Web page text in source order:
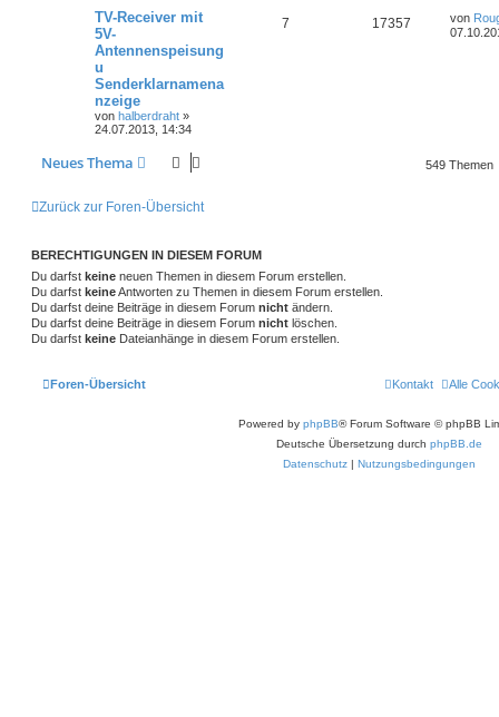
TV-Receiver mit
5V-
Antennenspeisung
u
Senderklarnamena
nzeige
von halberdraht »
24.07.2013, 14:34
7 17357 von
Neues Thema 549 Themen
Zurück zur Foren-Übersicht
BERECHTIGUNGEN IN DIESEM FORUM
Du darfst keine neuen Themen in diesem Forum erstellen.
Du darfst keineAntworten zu Themen in diesem Forum erstellen.
Du darfst deine Beiträge in diesem Forum nicht ändern.
Du darfst deine Beiträge in diesem Forum nicht löschen.
Du darfst keine Dateianhänge in diesem Forum erstellen.
Foren-Übersicht Alle
Kontakt
Powered by phpBB® Forum Software © phpBB
Deutsche Übersetzung durch phpBB.de
Datenschutz | Nutzungsbedingungen